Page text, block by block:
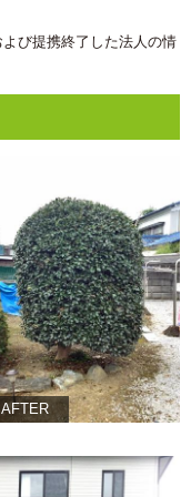
び提携終了した法人の情
AFTER